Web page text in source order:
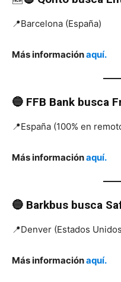
📍Barcelona (España)
Más informaciónaquí.
🔵 FFB Bank busca
📍España (100% en
Más informaciónaquí.
🔵 Barkbus busca
📍Denver (Estados
Más informaciónaquí.